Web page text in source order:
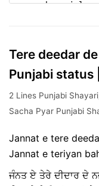
Tere deedar
Punjabi status
2 Lines Punjabi Shayari
Sacha Pyar Punjabi
Jannat e tere
Jannat e teriyan
ਜੰਨਤ ਏ ਤੇਰੇ ਦੀਦਾਰ ਦੇ